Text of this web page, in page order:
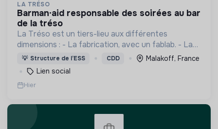
LA TRÉSO
barman·aid responsable des soirées au bar
de la tréso
La Tréso est un tiers-lieu aux différentes
dimensions : - La fabrication, avec un fablab. - La
restauration avec un café cantine. - Le lien social
avec des évènements. - Des projets de territoire.
💡 Structure de l’ESS CDD
Malakoff, France
Lien social
Hier